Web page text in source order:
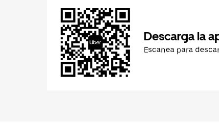
Descarga la
Escanea para